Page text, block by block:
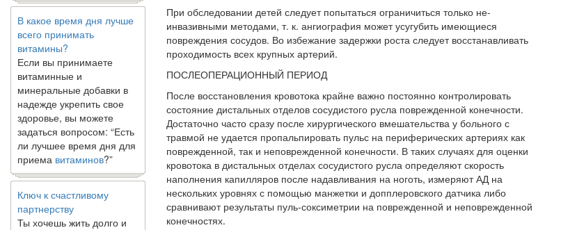
В какое время дня лучше
всего принимать
витамины?
Если вы принимаете
витаминные и
минеральные добавки в
надежде укрепить свое
здоровье, вы можете
задаться вопросом: “Есть
ли лучшее время дня для
приемавитаминов?”
Ключ к счастливому
партнерству
Ты хочешь жить долго и
счастливо. Возможно, ты
При обследовании детей следует попытаться ограничиться только не-
инвазивными методами, т. к. ангиография может усугубить имеющие­ся
повреждения сосудов. Во избежание задержки роста следует восста­навливать
проходимость всех крупных артерий.
ПОСЛЕОПЕРАЦИОННЫЙ ПЕРИОД
После восстановления кровотока крайне важно постоянно контролиро­вать
состояние дистальных отделов сосудистого русла поврежденной конечности.
Достаточно часто сразу после хирургического вмешатель­ства у больного с
травмой не удается пропальпировать пульс на перифе­рических артериях как
поврежденной, так и неповрежденной конечно­сти. В таких случаях для оценки
кровотока в дистальных отделах сосуди­стого русла определяют скорость
наполнения капилляров после надав­ливания на ноготь, измеряют АД на
нескольких уровнях с помощью манжетки и допплеровского датчика либо
сравнивают результаты пуль-соксиметрии на поврежденной и неповрежденной
конечностях.